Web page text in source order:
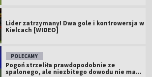
Lider zatrzymany! Dwa gole i kontrowersja w
Kielcach [WIDEO]
POLECAMY
Pogoń strzeliła prawdopodobnie ze
spalonego, ale niezbitego dowodu nie ma...